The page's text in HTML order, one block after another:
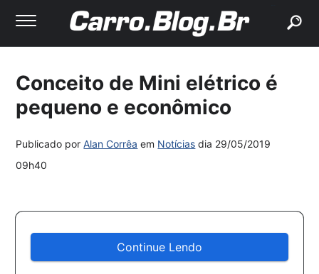
Conceito de Mini elétrico é
pequeno e econômico
Publicado porAlan Corrêa em Notícias dia 29/05/2019
09h40
Continue Lendo